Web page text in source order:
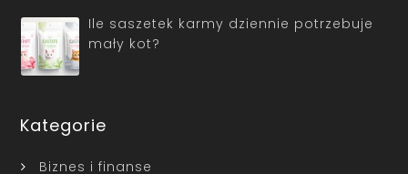
Ile saszetek karmy dziennie potrzebuje
mały kot?
Kategorie
Biznes i finanse